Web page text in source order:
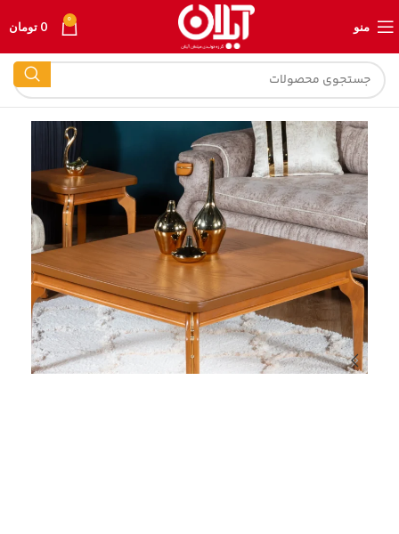
منو 0
0 تومان